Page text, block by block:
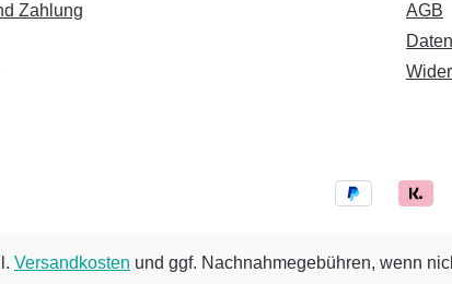
Zahlung
AGB
Versandkosten und ggf. Nachnahmegebühren, wenn